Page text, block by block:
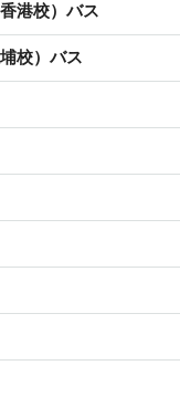
港校）バス
校）バス